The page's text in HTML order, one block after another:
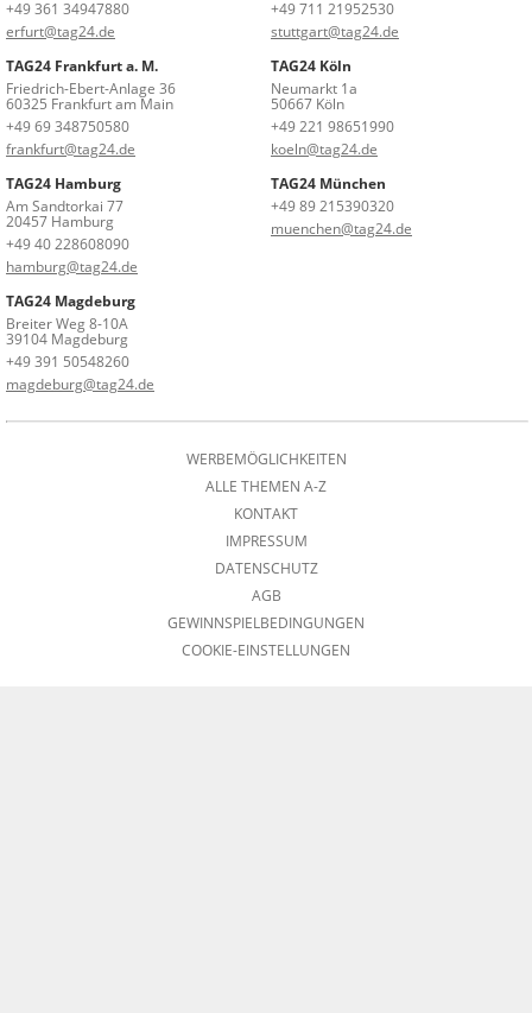
+49 361 34947880
erfurt@tag24.de
+49 711 21952530
stuttgart@tag24.de
TAG24 Frankfurt a. M.
Friedrich-Ebert-Anlage 36
60325 Frankfurt am Main
+49 69 348750580
frankfurt@tag24.de
TAG24 Köln
Neumarkt 1a
50667 Köln
+49 221 98651990
koeln@tag24.de
TAG24 Hamburg
Am Sandtorkai 77
20457 Hamburg
+49 40 228608090
hamburg@tag24.de
TAG24 München
+49 89 215390320
muenchen@tag24.de
TAG24 Magdeburg
Breiter Weg 8-10A
39104 Magdeburg
+49 391 50548260
magdeburg@tag24.de
WERBEMÖGLICHKEITEN
ALLE THEMEN A-Z
KONTAKT
IMPRESSUM
DATENSCHUTZ
AGB
GEWINNSPIELBEDINGUNGEN
COOKIE-EINSTELLUNGEN